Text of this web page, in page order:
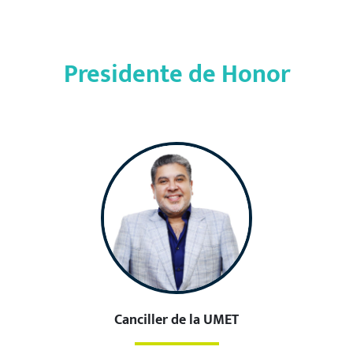
Presidente de Honor
Canciller de la UMET